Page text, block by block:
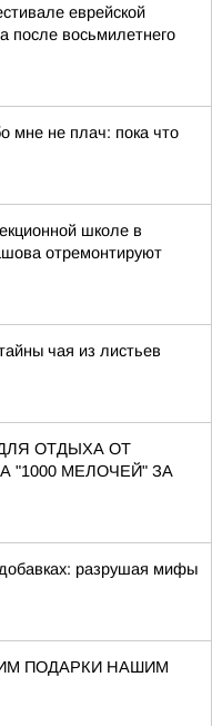
еврейской
после восьмилетнего
мне не плач: пока что
школе в
отремонтируют
чая из листьев
ОТДЫХА ОТ
"1000 МЕЛОЧЕЙ" ЗА
разрушая мифы
ПОДАРКИ НАШИМ